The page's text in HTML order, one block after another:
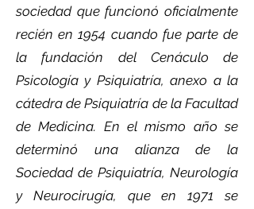
sociedad que funcionó oficialmente
recién en 1954 cuando fue parte de
la fundación del Cenáculo de
Psicología y Psiquiatría, anexo a la
cátedra de Psiquiatría de la Facultad
de Medicina. En el mismo año se
determinó una alianza de la
Sociedad de Psiquiatría, Neurología
y Neurocirugía, que en 1971 se